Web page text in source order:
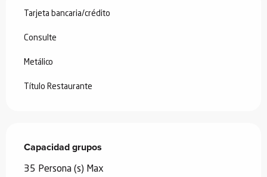
Tarjeta bancaria/crédito
Consulte
Metálico
Título Restaurante
Capacidad grupos
Capacidad grupos
35 Persona (s) Max